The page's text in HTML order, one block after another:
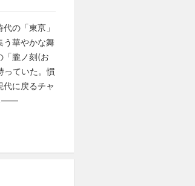
の「東亰」
う華やかな舞
「朧ノ刻(お
っていた。慣
に戻るチャ
――